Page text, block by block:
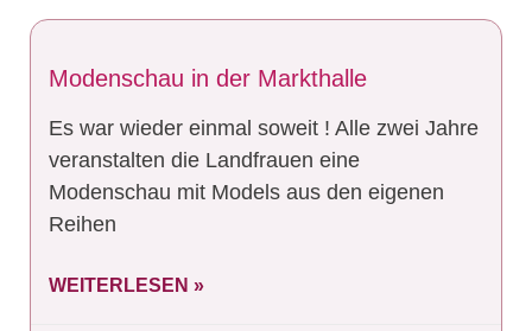
Modenschau in der Markthalle
Es war wieder einmal soweit ! Alle zwei Jahre
veranstalten die Landfrauen eine
Modenschau mit Models aus den eigenen
Reihen
WEITERLESEN »